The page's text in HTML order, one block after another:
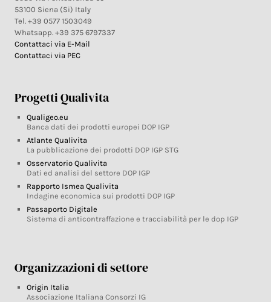
53100 Siena (Si) Italy
Tel. +39 0577 1503049
Whatsapp. +39 375 6797337
Contattaci via E-Mail
Contattaci via PEC
Progetti Qualivita
Qualigeo.eu
Banca dati dei prodotti europei DOP IGP
Atlante Qualivita
La pubblicazione dei prodotti DOP IGP STG
Osservatorio Qualivita
Dati ed analisi del settore DOP IGP
Rapporto Ismea Qualivita
Indagine economica sui prodotti DOP IGP
Passaporto Digitale
Sistema di anticontraffazione e tracciabilità per le dop IGP
Organizzazioni di settore
Origin Italia
Associazione Italiana Consorzi IG